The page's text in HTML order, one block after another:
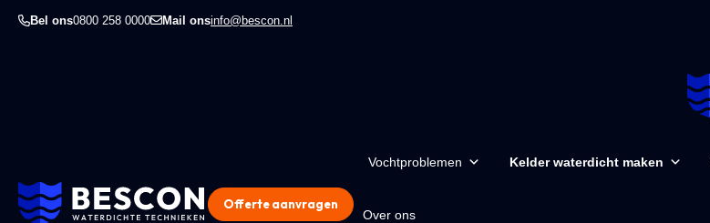
Bel ons0800 258 0000 Mail onsinfo@bescon.nl
Vochtproblemen Kelder waterdicht maken
Over ons
Offerte aanvragen